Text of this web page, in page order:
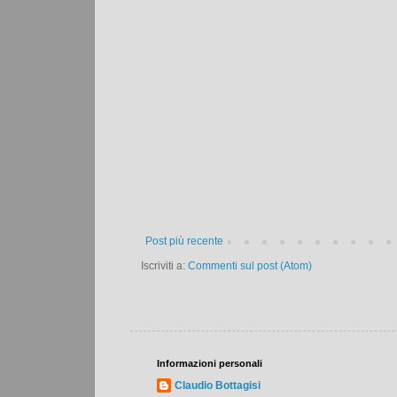
Post più recente
Iscriviti a: Commenti sul post (Atom)
Informazioni personali
Claudio Bottagisi